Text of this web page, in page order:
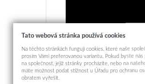
Tato webová stránka používá cookies
Na těchto stránkách fungují cookies, které naše
prosím Vámi preferovanou variantu. Pokud byste
na společnost, jejíž stránky procházíte, nebo na
máte možnost podat stížnost u Úřadu pro ochranu
obratem vyřešit.